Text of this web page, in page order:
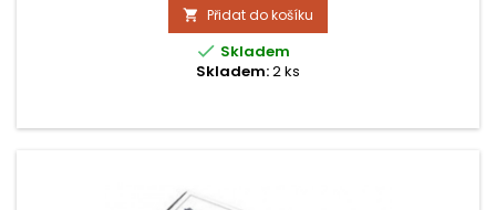
 Přidat do košíku
 Skladem
Skladem:2 ks